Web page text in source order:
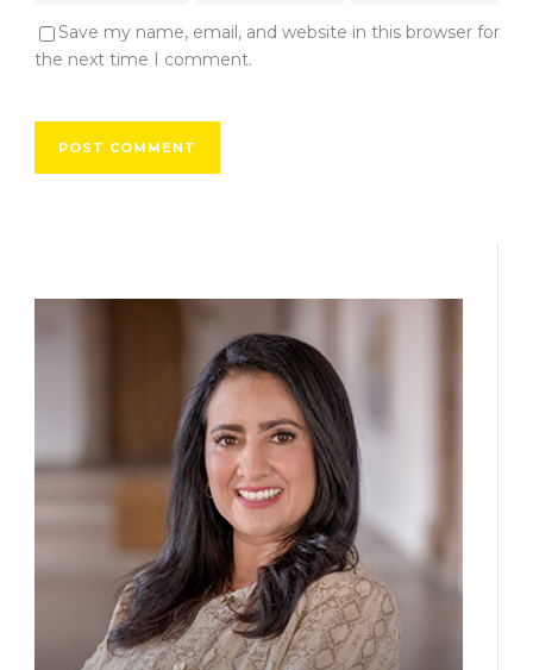
Save my name, email, and website in this browser for
the next time I comment.